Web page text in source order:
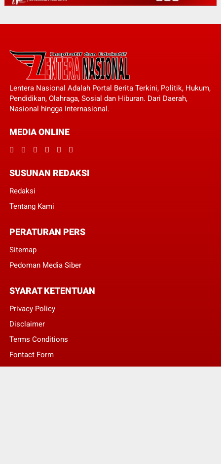
Lentera Nasional Adalah Portal Berita Terkini, Politik, Hukum,
Pendidikan, Olahraga, Sosial dan Hiburan. Dari Daerah,
Nasional hingga Internasional.
MEDIA ONLINE
SUSUNAN REDAKSI
Redaksi
Tentang Kami
PERATURAN PERS
Sitemap
Pedoman Media Siber
SYARAT KETENTUAN
Privacy Policy
Disclaimer
Terms Conditions
Fontact Form